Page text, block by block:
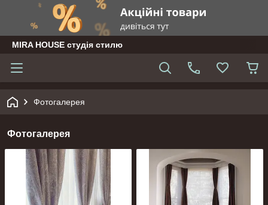
MIRA HOUSE студія стилю
Фотогалерея
Фотогалерея